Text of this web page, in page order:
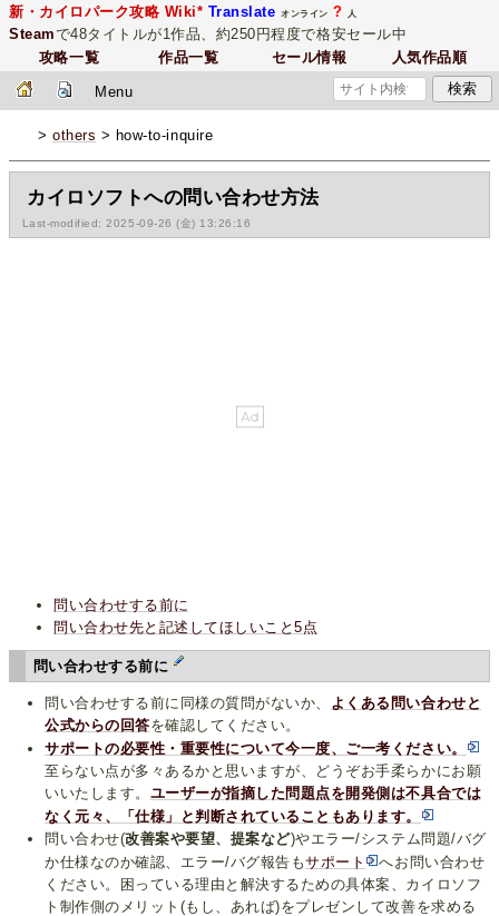
新・カイロパーク攻略 Wiki* Translate オンライン ? 人
Steamで48タイトルが1作品、約250円程度で格安セール中
攻略一覧
作品一覧 セール情報 人気作品順
Menu
>others > how-to-inquire
カイロソフトへの問い合わせ方法
Last-modified: 2025-09-26 (金) 13:26:16
問い合わせする前に
問い合わせ先と記述してほしいこと5点
問い合わせする前に
問い合わせする前に同様の質問がないか、
よくある問い合わせと
公式からの回答を確認してください。
サポートの必要性・重要性について今一度、ご一考ください。
至らない点が多々あるかと思いますが、どうぞお手柔らかにお願
いいたします。 ユーザーが指摘した問題点を開発側は不具合では
なく元々、「仕様」と判断されていることもあります。
問い合わせ(改善案や要望、提案など)やエラー/システム問題/バグ
か仕様なのか確認、エラー/バグ報告もサポート
へお問い合わせ
ください。困っている理由と解決するための具体案、カイロソフ
ト制作側のメリット(もし、あれば)をプレゼンして改善を求める